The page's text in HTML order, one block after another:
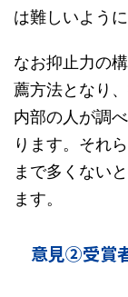
は難しいよう
なお抑止力の
薦方法となり
内部の人が調
ります。それ
まで多くない
ます。
意見②受賞